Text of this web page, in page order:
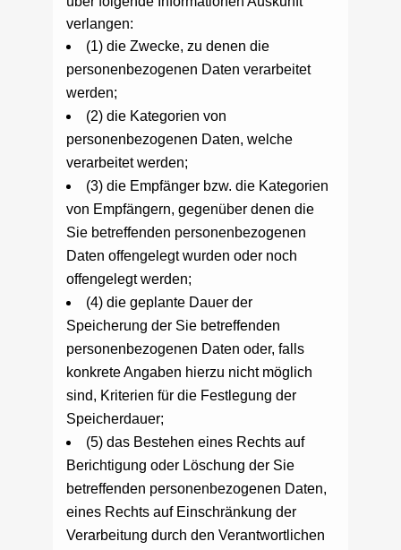
verlangen:
(1) die Zwecke, zu denen die
personenbezogenen Daten verarbeitet
werden;
(2) die Kategorien von
personenbezogenen Daten, welche
verarbeitet werden;
(3) die Empfänger bzw. die Kategorien
von Empfängern, gegenüber denen die
Sie betreffenden personenbezogenen
Daten offengelegt wurden oder noch
offengelegt werden;
(4) die geplante Dauer der
Speicherung der Sie betreffenden
personenbezogenen Daten oder, falls
konkrete Angaben hierzu nicht möglich
sind, Kriterien für die Festlegung der
Speicherdauer;
(5) das Bestehen eines Rechts auf
Berichtigung oder Löschung der Sie
betreffenden personenbezogenen Daten,
eines Rechts auf Einschränkung der
Verarbeitung durch den Verantwortlichen